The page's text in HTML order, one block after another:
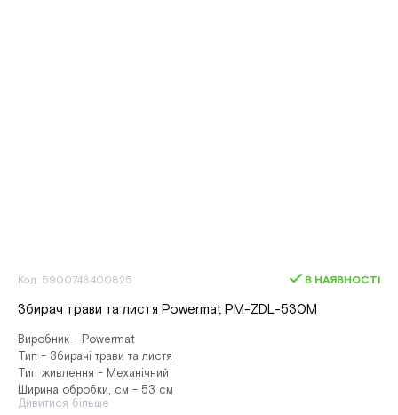
Код: 5900748400825 В НАЯВНОСТІ
Збирач трави та листя Powermat PM-ZDL-530M
Виробник - Powermat
Тип - Збирачі трави та листя
Тип живлення - Механічний
Ширина обробки, см - 53 см
Дивитися більше